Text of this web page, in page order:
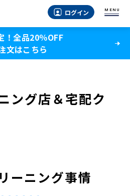
ログイン MENU
！全品20％OFF
文はこちら
ング店＆宅配ク
ーニング事情